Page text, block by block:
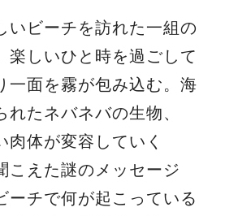
いビーチを訪れた一組の
楽しいひと時を過ごして
一面を霧が包み込む。海
れたネバネバの生物、
肉体が変容していく
こえた謎のメッセージ
チで何が起こっている